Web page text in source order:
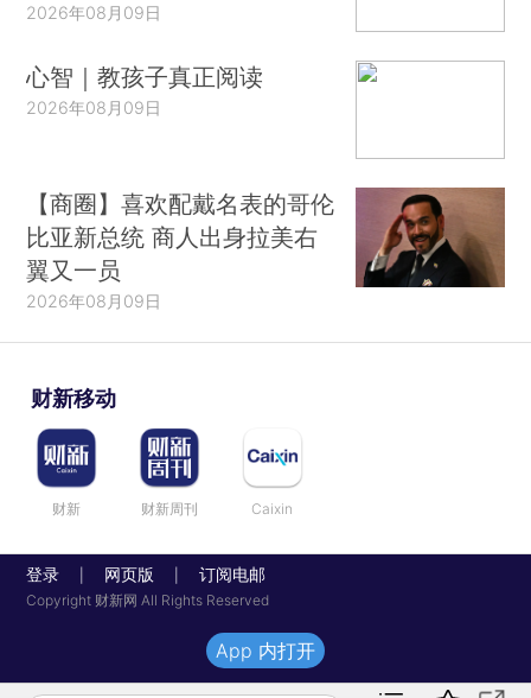
2026年08月09日
心智｜教孩子真正阅读
2026年08月09日
【商圈】喜欢配戴名表的哥伦
比亚新总统 商人出身拉美右
翼又一员
2026年08月09日
财新移动
财新 财新周刊 Caixin
登录 网页版 订阅电邮
Copyright 财新网 All Rights Reserved
App 内打开